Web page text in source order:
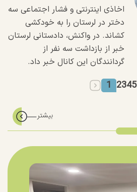
اخاذی اینترنتی و فشار اجتماعی سه
دختر در لرستان را به خودکشی
کشاند. در واکنش، دادستانی لرستان
خبر از بازداشت سه نفر از
گردانندگان این کانال خبر داد.
1 2345